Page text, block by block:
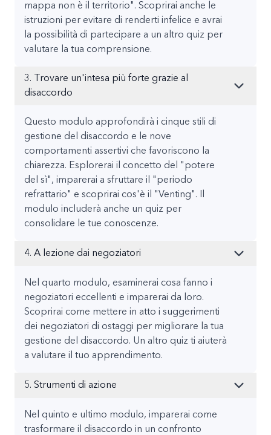
mappa non è il territorio". Scoprirai anche le
istruzioni per evitare di renderti infelice e avrai
la possibilità di partecipare a un altro quiz per
valutare la tua comprensione.
3. Trovare un'intesa più forte grazie al
disaccordo
Questo modulo approfondirà i cinque stili di
gestione del disaccordo e le nove
comportamenti assertivi che favoriscono la
chiarezza. Esplorerai il concetto del "potere
del sì", imparerai a sfruttare il "periodo
refrattario" e scoprirai cos'è il "Venting". Il
modulo includerà anche un quiz per
consolidare le tue conoscenze.
4. A lezione dai negoziatori
Nel quarto modulo, esaminerai cosa fanno i
negoziatori eccellenti e imparerai da loro.
Scoprirai come mettere in atto i suggerimenti
dei negoziatori di ostaggi per migliorare la tua
gestione del disaccordo. Un altro quiz ti aiuterà
a valutare il tuo apprendimento.
5. Strumenti di azione
Nel quinto e ultimo modulo, imparerai come
trasformare il disaccordo in un confronto